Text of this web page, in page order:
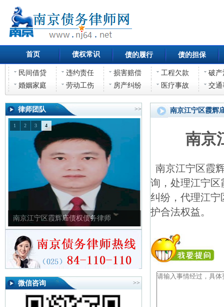
首页 债权常识 债的履行 债的担保
民间借贷 违约责任 损害赔偿 工程欠款
破产
婚姻家庭
劳动工伤 房产纠纷 医疗事故 交通
律师团队 >>
南京江宁区霞辉庙债权债务律师
1 2 3 4
微信咨询 >>
南京江宁区霞辉
南京
南京江宁区霞
询，处理江宁区
纠纷，代理江宁
护合法权益。